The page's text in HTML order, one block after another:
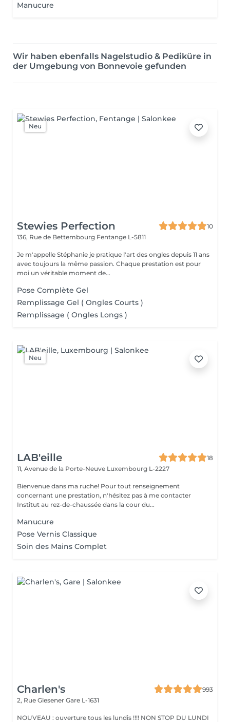
Manucure
Wir haben ebenfalls Nagelstudio & Pediküre in
der Umgebung von Bonnevoie gefunden
Neu
Stewies Perfection
10
136, Rue de Bettembourg Fentange L-5811
Je m'appelle Stéphanie je pratique l'art des ongles depuis 11 ans
avec toujours la même passion. Chaque prestation est pour
moi un véritable moment de...
Pose Complète Gel
Remplissage Gel ( Ongles Courts )
Remplissage ( Ongles Longs )
Neu
LAB'eille
18
11, Avenue de la Porte-Neuve Luxembourg L-2227
Bienvenue dans ma ruche! Pour tout renseignement
concernant une prestation, n'hésitez pas à me contacter
Institut au rez-de-chaussée dans la cour du...
Manucure
Pose Vernis Classique
Soin des Mains Complet
Charlen's
993
2, Rue Glesener Gare L-1631
NOUVEAU : ouverture tous les lundis !!!! NON STOP DU LUNDI